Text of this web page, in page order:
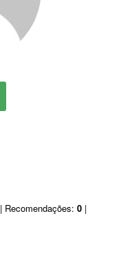
| Recomendações: 0 |